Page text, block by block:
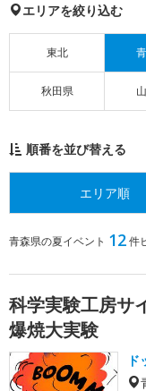
エリアを絞り込む
東北
秋田県
順番を並び替える
エリア順
青森県の夏イベント 12件
科学実験工房
爆焼大実験